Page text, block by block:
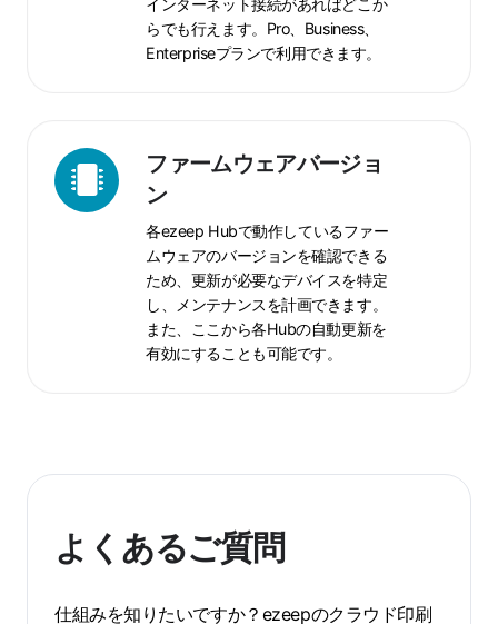
らでも行えます。Pro、Business、
Enterpriseプランで利用できます。
ファームウェアバージョ
ン
各ezeep Hubで動作しているファー
ムウェアのバージョンを確認できる
ため、更新が必要なデバイスを特定
し、メンテナンスを計画できます。
また、ここから各Hubの自動更新を
有効にすることも可能です。
フ
ァ
ー
よくあるご質問
仕組みを知りたいですか？ezeepのクラウド印刷